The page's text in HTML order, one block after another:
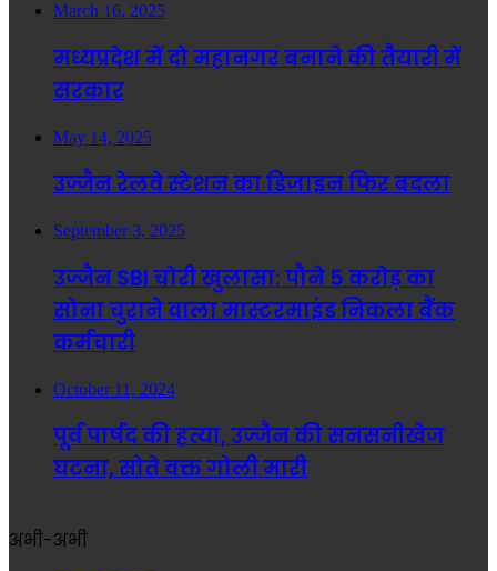
March 16, 2025
मध्यप्रदेश में दो महानगर बनाने की तैयारी में
सरकार
May 14, 2025
उज्जैन रेलवे स्टेशन का डिजाइन फिर बदला
September 3, 2025
उज्जैन SBI चोरी खुलासा: पौने 5 करोड़ का
सोना चुराने वाला मास्टरमाइंड निकला बैंक
कर्मचारी
October 11, 2024
पूर्व पार्षद की हत्या, उज्जैन की सनसनीखेज
घटना, सोते वक्त गोली मारी
अभी-अभी